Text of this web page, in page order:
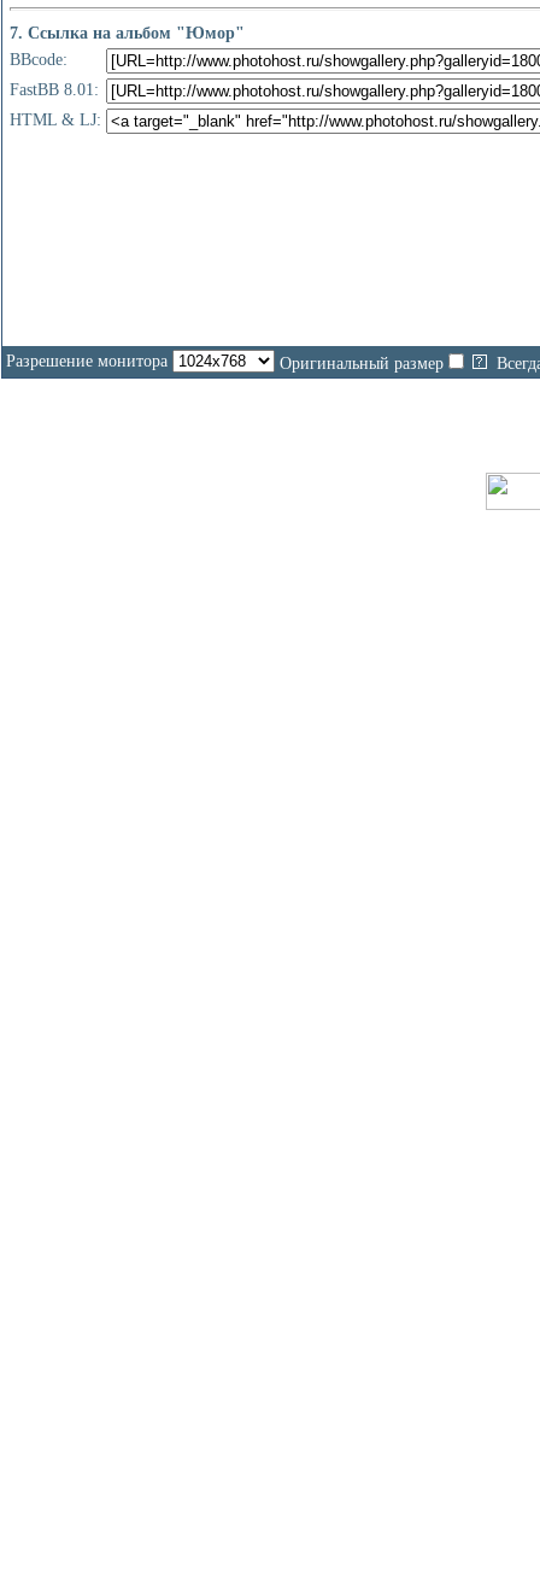
7. Ссылка на альбом "Юмор"
BBcode:
FastBB 8.01:
HTML & LJ:
Разрешение монитора Оригинальный размер